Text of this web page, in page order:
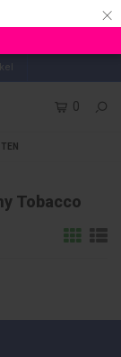
×
0
ONLINE
Tobacco